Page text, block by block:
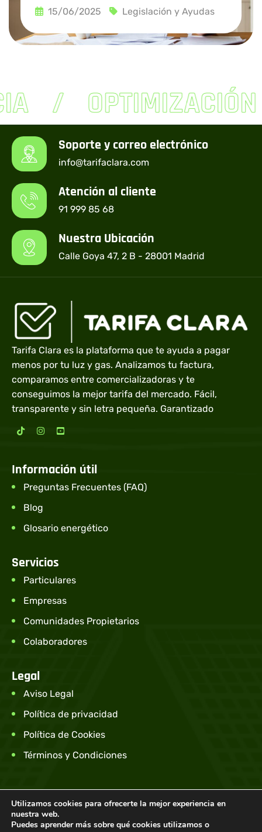
15/06/2025 Legislación y Ayudas
Leer más
OPTIMIZACIÓN
Soporte y correo electrónico
info@tarifaclara.com
Atención al cliente
91 999 85 68
Nuestra Ubicación
Calle Goya 47, 2 B - 28001 Madrid
Tarifa Clara es la plataforma que te ayuda a pagar
menos por tu luz y gas. Analizamos tu factura,
comparamos entre comercializadoras y te
conseguimos la mejor tarifa del mercado. Fácil,
transparente y sin letra pequeña. Garantizado
Información útil
Preguntas Frecuentes (FAQ)
Blog
Glosario energético
Servicios
Particulares
Empresas
Comunidades Propietarios
Colaboradores
Legal
Aviso Legal
Política de privacidad
Política de Cookies
Términos y Condiciones
© Tarifa Clara S.L – Todos los derechos
reservados.
Utilizamos cookies para ofrecerte la mejor experiencia en
nuestra web.
Puedes aprender más sobre qué cookies utilizamos o